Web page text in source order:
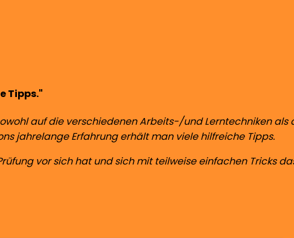
Tipps."
auf die verschiedenen Arbeits-/und Lerntechniken als
jahrelange Erfahrung erhält man viele hilfreiche Tipps.
vor sich hat und sich mit teilweise einfachen Tricks